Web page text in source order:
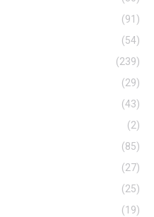
(91)
(54)
(239)
(29)
(43)
(2)
(85)
(27)
(25)
(19)